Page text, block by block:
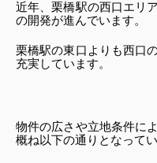
近年、栗橋駅の西口エリ
の開発が進んでいます。
栗橋駅の東口よりも西口
充実しています。
物件の広さや立地条件に
概ね以下の通りとなってい